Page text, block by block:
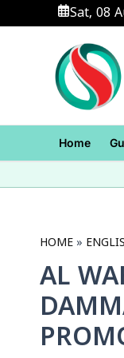
to
Sat, 08
Home
HOME
AL